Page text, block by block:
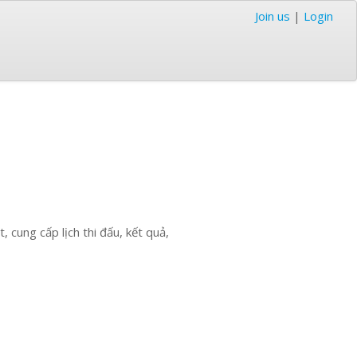
Join us | Login
cung cấp lịch thi đấu, kết quả,